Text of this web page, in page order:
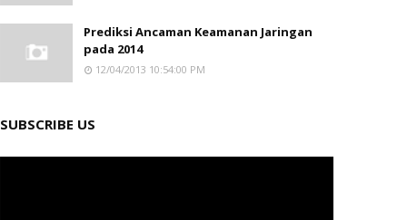
Prediksi Ancaman Keamanan Jaringan
pada 2014
12/04/2013 10:54:00 PM
SUBSCRIBE US